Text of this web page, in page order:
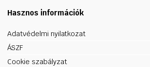
Hasznos információk
Adatvédelmi nyilatkozat
ÁSZF
Cookie szabályzat